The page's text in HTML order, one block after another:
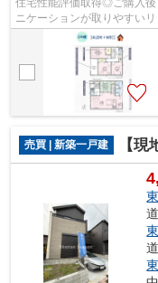
ニケーションが取りやすい
き！衣替えの手間が省け家
売買 | 新築一戸建 【現地